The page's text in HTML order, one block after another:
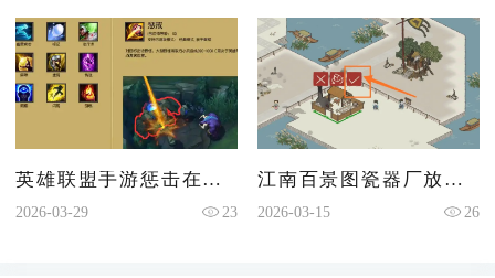
英雄联盟手游惩击在哪里
2026-03-29 23
江南百景图瓷器厂放哪里
2026-03-15 26